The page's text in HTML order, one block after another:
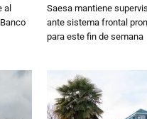
al
Saesa mantiene
ante sistema frontal
para este fin de semana